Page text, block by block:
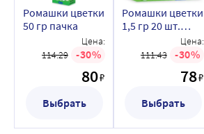
Ромашки цветки
50 гр пачка
Цена:
114.29
30
80₽
Выбрать
Ромашки цветки
1,5 гр 20 шт.
фильтр-пакеты
Цена:
111.43
30
78₽
Выбрать